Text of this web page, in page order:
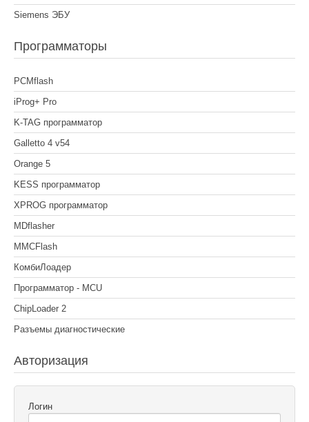
Siemens ЭБУ
Программаторы
PCMflash
iProg+ Pro
K-TAG программатор
Galletto 4 v54
Orange 5
KESS программатор
XPROG программатор
MDflasher
MMCFlash
КомбиЛоадер
Программатор - MCU
ChipLoader 2
Разъемы диагностические
Авторизация
Логин